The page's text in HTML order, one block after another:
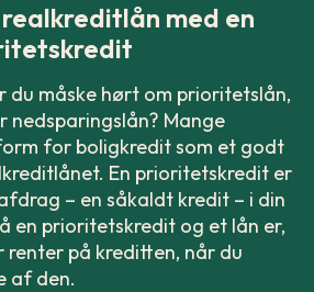
med en
du måske hørt om prioritetslån,
Mange
for boligkredit som et godt
En prioritetskredit er
– en såkaldt kredit – i din
en prioritetskredit og et lån er,
på kreditten, når du
af den.